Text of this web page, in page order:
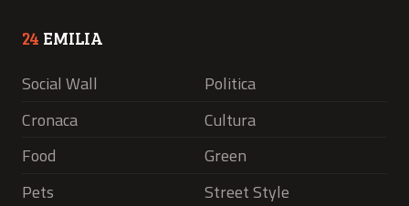
24 EMILIA
Social Wall
Politica
Cronaca
Cultura
Food
Green
Pets
Street Style